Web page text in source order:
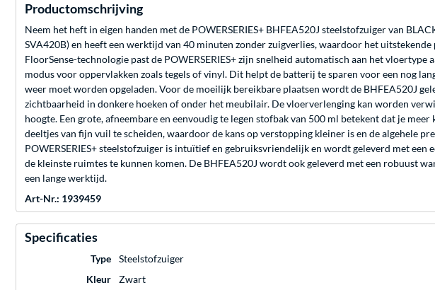
Productomschrijving
Neem het heft in eigen handen met de POWERSERIES+ BHFEA520J steelstofzuiger van
SVA420B) en heeft een werktijd van 40 minuten zonder zuigverlies, waardoor het
FloorSense-technologie past de POWERSERIES+ zijn snelheid automatisch aan het
modus voor oppervlakken zoals tegels of vinyl. Dit helpt de batterij te sparen voor een nog
weer moet worden opgeladen. Voor de moeilijk bereikbare plaatsen wordt de BHFEA520J
zichtbaarheid in donkere hoeken of onder het meubilair. De vloerverlenging kan worden
hoogte. Een grote, afneembare en eenvoudig te legen stofbak van 500 ml betekent dat je
deeltjes van fijn vuil te scheiden, waardoor de kans op verstopping kleiner is en de algehele
POWERSERIES+ steelstofzuiger is intuïtief en gebruiksvriendelijk en wordt geleverd met
de kleinste ruimtes te kunnen komen. De BHFEA520J wordt ook geleverd met een robuust
een lange werktijd.
Art-Nr.: 1939459
Specificaties
Type
Steelstofzuiger
Kleur
Zwart